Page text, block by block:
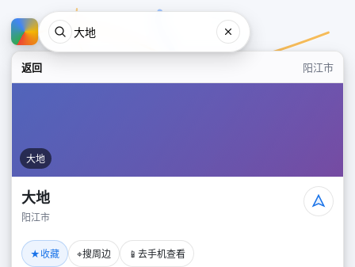
返回 阳江市
大地
大地
阳江市
★收藏 ⌖搜周边 📱 去手机查看